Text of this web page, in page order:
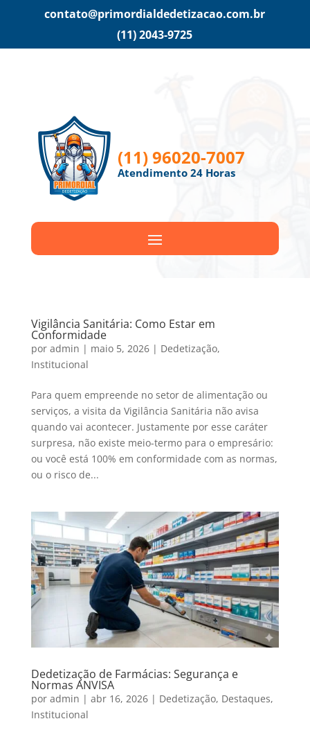
contato@primordialdedetizacao.com.br
(11) 2043-9725
(11) 96020-7007
Atendimento 24 Horas
Vigilância Sanitária: Como Estar em
Conformidade
por admin | maio 5, 2026| Dedetização,
Institucional
Para quem empreende no setor de alimentação ou
serviços, a visita da Vigilância Sanitária não avisa
quando vai acontecer. Justamente por esse caráter
surpresa, não existe meio-termo para o empresário:
ou você está 100% em conformidade com as normas,
ou o risco de...
Dedetização de Farmácias: Segurança e
Normas ANVISA
por admin | abr 16, 2026| Dedetização, Destaques,
Institucional